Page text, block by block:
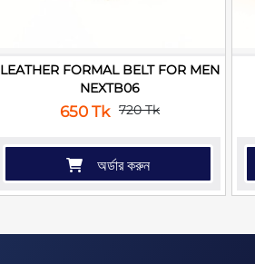
LEATHER FORMAL BELT FOR MEN
NEXTB06
650 Tk 720 Tk
অর্ডার করুন